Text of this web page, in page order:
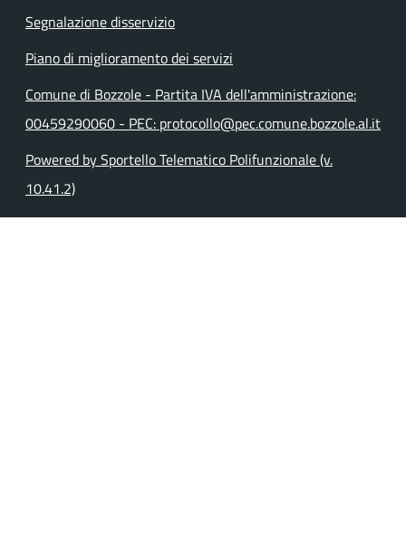
Segnalazione disservizio
Piano di miglioramento dei servizi
Comune di Bozzole - Partita IVA dell'amministrazione:
00459290060 - PEC: protocollo@pec.comune.bozzole.al.it
Powered by Sportello Telematico Polifunzionale (v.
10.41.2)